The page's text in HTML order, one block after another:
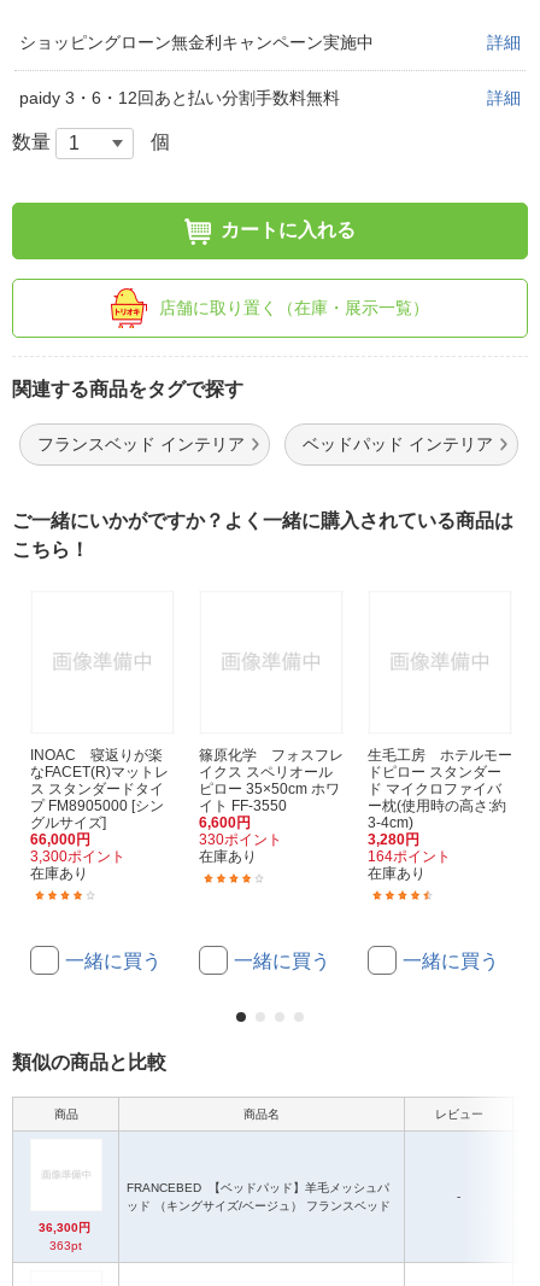
ショッピングローン無金利キャンペーン実施中 詳細
paidy 3・6・12回あと払い分割手数料無料 詳細
数量 個
カートに入れる
店舗に取り置く（在庫・展示一覧）
関連する商品をタグで探す
フランスベッド インテリア ベッドパッド インテリア
ご一緒にいかがですか？よく一緒に購入されている商品は
こちら！
INOAC 寝返りが楽
なFACET(R)マットレ
ス スタンダードタイ
プ FM8905000 [シン
グルサイズ]
66,000円
3,300ポイント
在庫あり
一緒に買う
篠原化学 フォスフレ
イクス スペリオール
ピロー 35×50cm ホワ
イト FF-3550
6,600円
330ポイント
在庫あり
一緒に買う
生毛工房 ホテルモー
ドピロー スタンダー
ド マイクロファイバ
ー枕(使用時の高さ:約
3-4cm)
3,280円
164ポイント
在庫あり
一緒に買う
類似の商品と比較
商品 商品名 レビュー
36,300円
363pt
FRANCEBED
ッド （キングサイズ/ベージュ） フランスベッド
-